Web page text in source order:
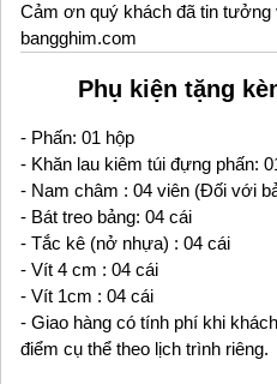
Cảm ơn quý khách đã tin
bangghim.com
Phụ kiện tặng
- Phấn: 01 hộp
- Khăn lau kiêm túi đựng phấn:
- Nam châm : 04 viên (Đối với
- Bát treo bảng: 04 cái
- Tắc kê (nở nhựa) : 04 cái
- Vít 4 cm : 04 cái
- Vít 1cm : 04 cái
- Giao hàng có tính phí khi
điểm cụ thể theo lịch trình riêng.